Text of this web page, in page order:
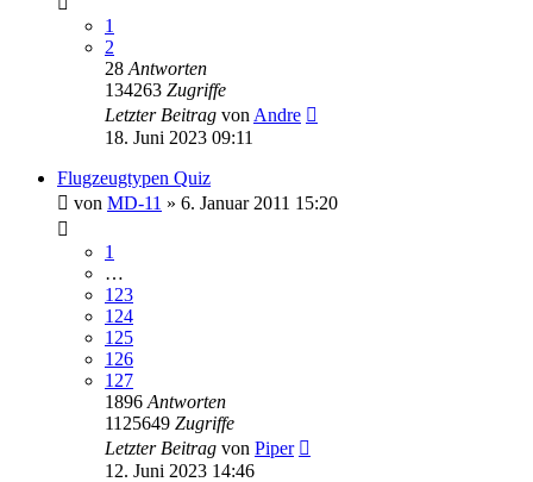
1
2
28 Antworten
134263 Zugriffe
Letzter Beitrag von Andre
18. Juni 2023 09:11
Flugzeugtypen Quiz
von MD-11 » 6. Januar 2011 15:20
1
…
123
124
125
126
127
1896 Antworten
1125649 Zugriffe
Letzter Beitrag von Piper
12. Juni 2023 14:46